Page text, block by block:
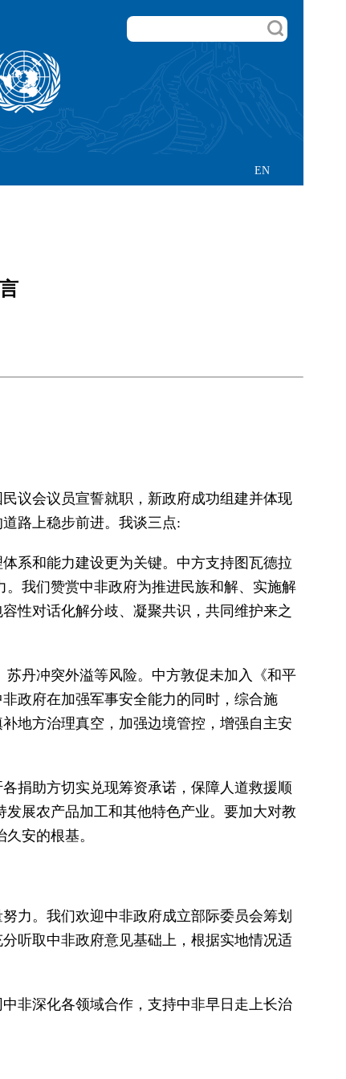
EN
议会议员宣誓就职，新政府成功组建并体现
路上稳步前进。我谈三点:
系和能力建设更为关键。中方支持图瓦德拉
我们赞赏中非政府为推进民族和解、实施解
性对话化解分歧、凝聚共识，共同维护来之
丹冲突外溢等风险。中方敦促未加入《和平
政府在加强军事安全能力的同时，综合施
地方治理真空，加强边境管控，增强自主安
捐助方切实兑现筹资承诺，保障人道救援顺
展农产品加工和其他特色产业。要加大对教
安的根基。
力。我们欢迎中非政府成立部际委员会筹划
听取中非政府意见基础上，根据实地情况适
非深化各领域合作，支持中非早日走上长治